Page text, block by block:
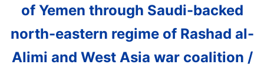
of Yemen through Saudi-backed
north-eastern regime of Rashad al-
Alimi and West Asia war coalition /